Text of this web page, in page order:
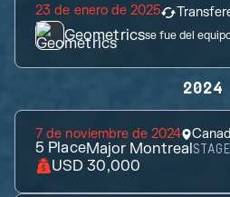
23 de enero de 2025
Geometricsse fue del
2024
7 de noviembre de 2024
5 PlaceMajor Montreal
USD 30,000